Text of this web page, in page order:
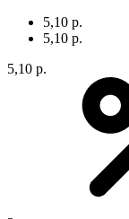
5,10 р.
5,10 р.
5,10 р.